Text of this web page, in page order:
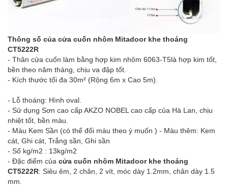
Thông số của cửa cuốn nhôm Mitadoor khe thoáng
CT5222R
- Thân cửa cuốn làm bằng hợp kim nhôm 6063-T5là hợp kim tốt,
bền theo năm tháng, chịu va đập tốt.
- Kích thước tối đa 30m² (Rộng 6m x Cao 5m).
- Lỗ thoáng: Hình oval.
- Sử dụng Sơn cao cấp AKZO NOBEL cao cấp của Hà Lan, chịu
nhiệt tốt, bền màu.
- Màu Kem Sần (có thể đổi màu theo ý muốn ) - Màu thêm: Kem
cát, Ghi cát, Trắng sần, Ghi sần
- Số kg/m2 : 13kg/m2
- Đặc điểm của cửa cuốn nhôm Mitadoor khe thoáng
CT5222R: Siêu êm, 2 chân, 2 vít, móc dày 1.2mm, chân dày 1.5
mm.